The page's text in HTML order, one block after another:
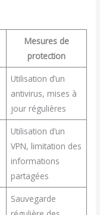
Mesures de
protection
Utilisation d’un
antivirus, mises à
jour régulières
Utilisation d’un
VPN, limitation des
informations
partagées
Sauvegarde